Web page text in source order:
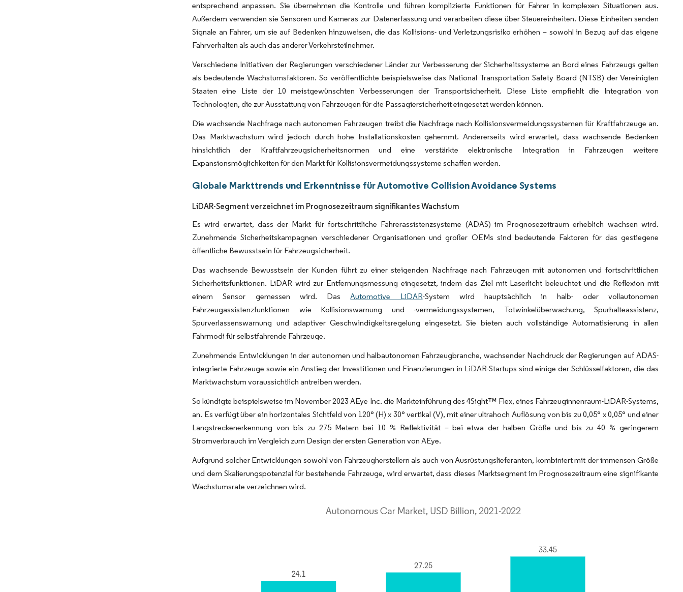
entsprechend anpassen. Sie übernehmen die Kontrolle und führen komplizierte Funktionen für Fahrer in komplexen Situationen aus.
Außerdem verwenden sie Sensoren und Kameras zur Datenerfassung und verarbeiten diese über Steuereinheiten. Diese Einheiten senden
Signale an Fahrer, um sie auf Bedenken hinzuweisen, die das Kollisions- und Verletzungsrisiko erhöhen – sowohl in Bezug auf das eigene
Fahrverhalten als auch das anderer Verkehrsteilnehmer.
Verschiedene Initiativen der Regierungen verschiedener Länder zur Verbesserung der Sicherheitssysteme an Bord eines Fahrzeugs gelten
als bedeutende Wachstumsfaktoren. So veröffentlichte beispielsweise das National Transportation Safety Board (NTSB) der Vereinigten
Staaten eine Liste der 10 meistgewünschten Verbesserungen der Transportsicherheit. Diese Liste empfiehlt die Integration von
Technologien, die zur Ausstattung von Fahrzeugen für die Passagiersicherheit eingesetzt werden können.
Die wachsende Nachfrage nach autonomen Fahrzeugen treibt die Nachfrage nach Kollisionsvermeidungssystemen für Kraftfahrzeuge an.
Das Marktwachstum wird jedoch durch hohe Installationskosten gehemmt. Andererseits wird erwartet, dass wachsende Bedenken
hinsichtlich der Kraftfahrzeugsicherheitsnormen und eine verstärkte elektronische Integration in Fahrzeugen weitere
Expansionsmöglichkeiten für den Markt für Kollisionsvermeidungssysteme schaffen werden.
Globale Markttrends und Erkenntnisse für Automotive Collision Avoidance Systems
LiDAR-Segment verzeichnet im Prognosezeitraum signifikantes Wachstum
Es wird erwartet, dass der Markt für fortschrittliche Fahrerassistenzsysteme (ADAS) im Prognosezeitraum erheblich wachsen wird.
Zunehmende Sicherheitskampagnen verschiedener Organisationen und großer OEMs sind bedeutende Faktoren für das gestiegene
öffentliche Bewusstsein für Fahrzeugsicherheit.
Das wachsende Bewusstsein der Kunden führt zu einer steigenden Nachfrage nach Fahrzeugen mit autonomen und fortschrittlichen
Sicherheitsfunktionen. LiDAR wird zur Entfernungsmessung eingesetzt, indem das Ziel mit Laserlicht beleuchtet und die Reflexion mit
einem Sensor gemessen wird. DasAutomotive LiDAR-System wird hauptsächlich in halb- oder vollautonomen
Fahrzeugassistenzfunktionen wie Kollisionswarnung und -vermeidungssystemen, Totwinkelüberwachung, Spurhalteassistenz,
Spurverlassenswarnung und adaptiver Geschwindigkeitsregelung eingesetzt. Sie bieten auch vollständige Automatisierung in allen
Fahrmodi für selbstfahrende Fahrzeuge.
Zunehmende Entwicklungen in der autonomen und halbautonomen Fahrzeugbranche, wachsender Nachdruck der Regierungen auf ADAS-
integrierte Fahrzeuge sowie ein Anstieg der Investitionen und Finanzierungen in LiDAR-Startups sind einige der Schlüsselfaktoren, die das
Marktwachstum voraussichtlich antreiben werden.
So kündigte beispielsweise im November 2023 AEye Inc. die Markteinführung des 4Sight™ Flex, eines Fahrzeuginnenraum-LiDAR-Systems,
an. Es verfügt über ein horizontales Sichtfeld von 120° (H) x 30° vertikal (V), mit einer ultrahoch Auflösung von bis zu 0,05° x 0,05° und einer
Langstreckenerkennung von bis zu 275 Metern bei 10 % Reflektivität – bei etwa der halben Größe und bis zu 40 % geringerem
Stromverbrauch im Vergleich zum Design der ersten Generation von AEye.
Aufgrund solcher Entwicklungen sowohl von Fahrzeugherstellern als auch von Ausrüstungslieferanten, kombiniert mit der immensen Größe
und dem Skalierungspotenzial für bestehende Fahrzeuge, wird erwartet, dass dieses Marktsegment im Prognosezeitraum eine signifikante
Wachstumsrate verzeichnen wird.